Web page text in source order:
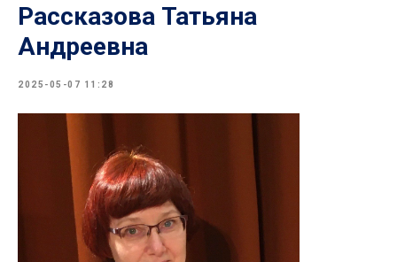
Рассказова Татьяна
Андреевна
2025-05-07 11:28